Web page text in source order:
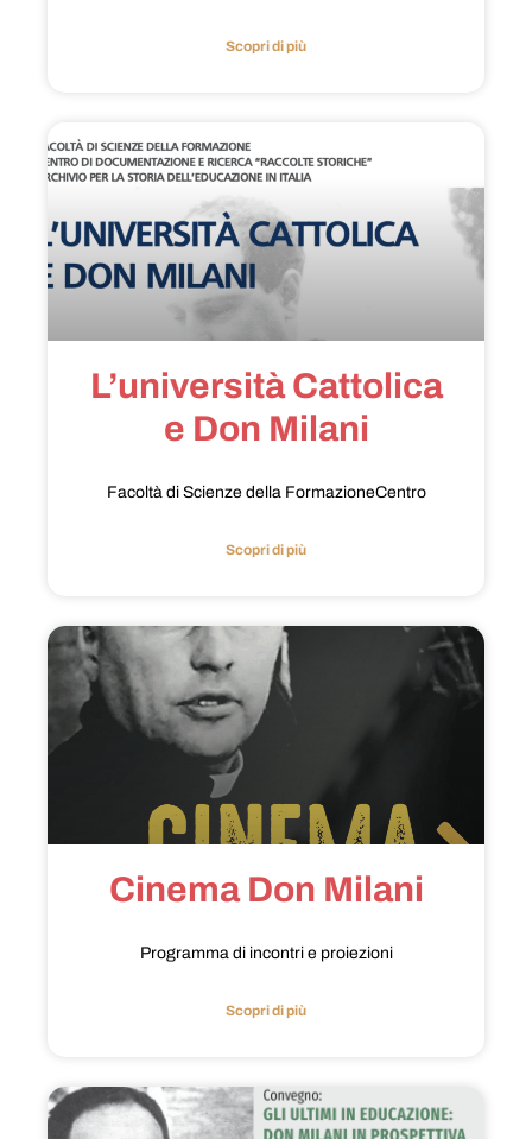
Scopri di più
L’università Cattolica
e Don Milani
Facoltà di Scienze della FormazioneCentro
Scopri di più
Cinema Don Milani
Programma di incontri e proiezioni
Scopri di più